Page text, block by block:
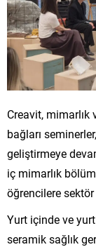
Creavit, mimarlık
bağları
geliştirmeye
iç mimarlık
öğrencilere
Yurt içinde ve
seramik sağlık